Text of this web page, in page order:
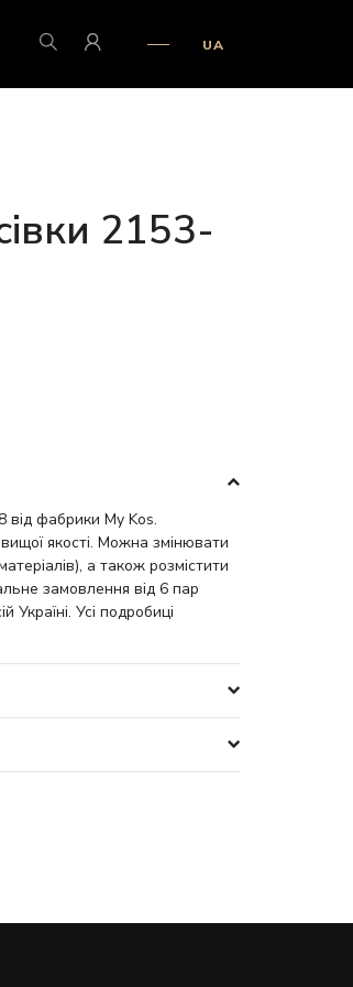
UA
2153-
від фабрики My Kos.
якості. Можна змінювати
а також розмістити
замовлення від 6 пар
Україні. Усі подробиці